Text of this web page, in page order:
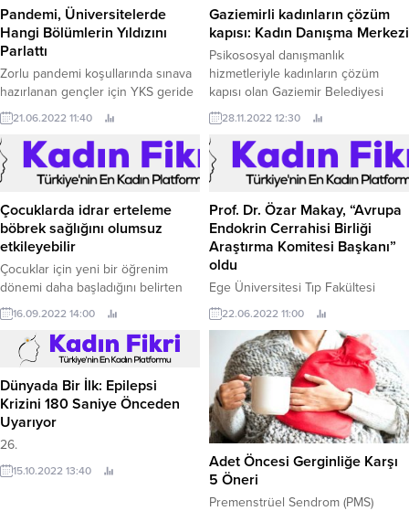
Pandemi, Üniversitelerde
Hangi Bölümlerin Yıldızını
Parlattı
Zorlu pandemi koşullarında sınava
hazırlanan gençler için YKS geride
kaldı.21.06.2022 11:40
Gaziemirli kadınların çözüm
kapısı: Kadın Danışma Merkezi
Psikososyal danışmanlık
hizmetleriyle kadınların çözüm
kapısı olan Gaziemir Belediyesi
Kadın Danışma Merkezi’nde, 2019
yılının nisan ayından bugüne kadar
2 bin 574 görüşme gerçekleştirildi.
28.11.2022 12:30
Çocuklarda idrar erteleme
böbrek sağlığını olumsuz
etkileyebilir
Çocuklar için yeni bir öğrenim
dönemi daha başladığını belirten
VM Medical Park Kocaeli Hastanesi
Çocuk Nefroloji Kliniği’nden Uzm.
16.09.2022 14:00
Prof. Dr. Özar Makay, “Avrupa
Endokrin Cerrahisi Birliği
Araştırma Komitesi Başkanı”
oldu
Ege Üniversitesi Tıp Fakültesi
(EÜTF) Genel Cerrahi Anabilim Dalı
Öğretim Üyesi Prof.
22.06.2022 11:00
Dünyada Bir İlk: Epilepsi
Krizini 180 Saniye Önceden
Uyarıyor
26.
15.10.2022 13:40
Adet Öncesi Gerginliğe Karşı
5 Öneri
Premenstrüel Sendrom (PMS)